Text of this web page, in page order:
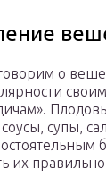
о
супы,
их